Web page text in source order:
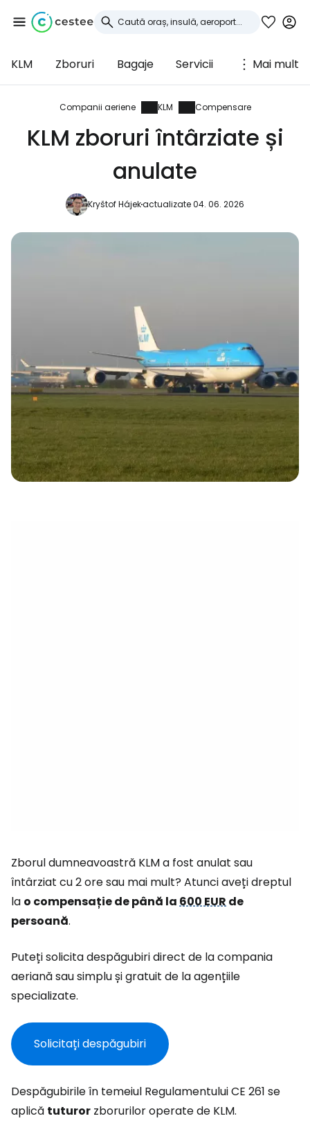
KLM Zboruri Bagaje Servicii Mai mult
Companii aeriene KLM Compensare
KLM zboruri întârziate și
anulate
Kryštof Hájekactualizate 04. 06. 2026
Zborul dumneavoastră KLM a fost anulat sau
întârziat cu 2 ore sau mai mult? Atunci aveți dreptul
la o compensație de până la600 EURde
persoană.
Puteți solicita despăgubiri direct de la compania
aeriană sau simplu și gratuit de la agențiile
specializate.
Solicitați despăgubiri
Despăgubirile în temeiul Regulamentului CE 261 se
aplică tuturor zborurilor operate de KLM.
Conectați-vă la
Cestee
... comunitatea mondială a călătorilor